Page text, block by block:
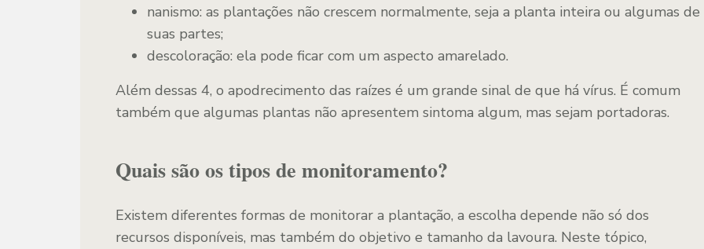
nanismo: as plantações não crescem normalmente, seja a planta inteira ou algumas de
suas partes;
descoloração: ela pode ficar com um aspecto amarelado.
Além dessas 4, o apodrecimento das raízes é um grande sinal de que há vírus. É comum
também que algumas plantas não apresentem sintoma algum, mas sejam portadoras.
Quais são os tipos de monitoramento?
Existem diferentes formas de monitorar a plantação, a escolha depende não só dos
recursos disponíveis, mas também do objetivo e tamanho da lavoura. Neste tópico,